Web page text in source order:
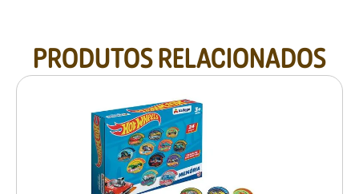
PRODUTOS RELACIONADOS